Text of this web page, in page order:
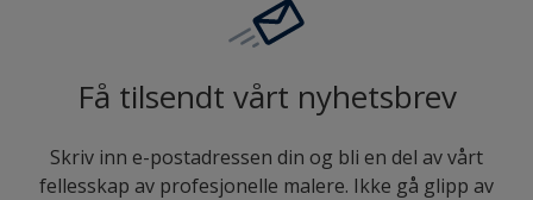
Få tilsendt vårt nyhetsbrev
Skriv inn e-postadressen din og bli en del av vårt
fellesskap av profesjonelle malere. Ikke gå glipp av